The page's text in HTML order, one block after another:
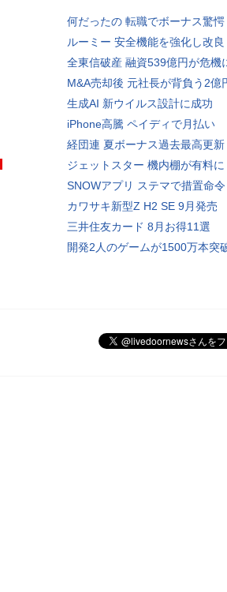
何だったの 転職でボーナス驚愕
ルーミー 安全機能を強化し改良
全東信破産 融資539億円が危機
M&A売却後 元社長が背負う2億
生成AI 新ウイルス設計に成功
iPhone高騰 ペイディで月払い
経団連 夏ボーナス過去最高更新
ジェットスター 機内棚が有料に
SNOWアプリ ステマで措置命令
カワサキ新型Z H2 SE 9月発売
三井住友カード 8月お得11選
開発2人のゲームが1500万本突